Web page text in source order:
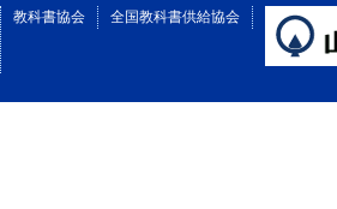
教科書協会 全国教科書供給協会